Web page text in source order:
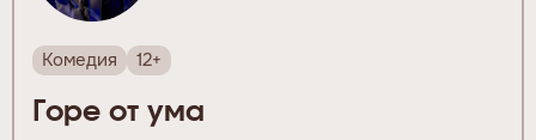
Комедия 12+
Горе от ума